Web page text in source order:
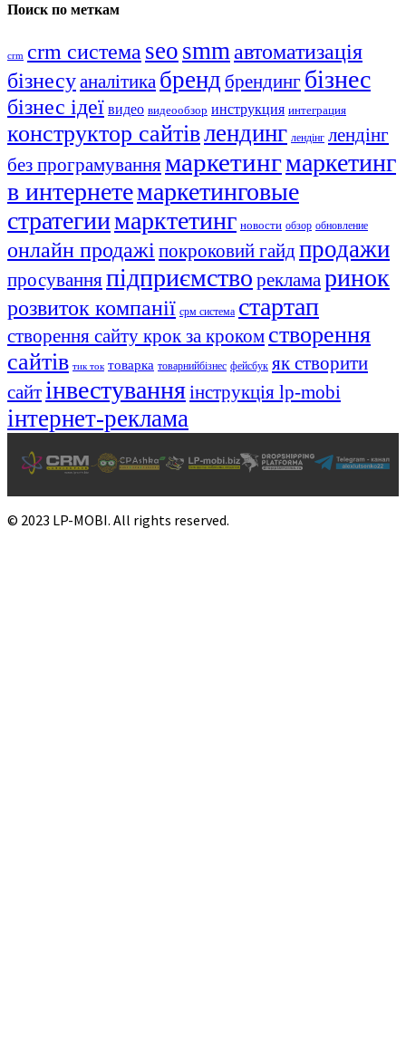
Поиск по меткам
crm crm система seo smm автоматизація
бізнесуаналітика бренд брендинг бізнес
бізнес ідеї видео видеообзор инструкция интеграция
конструктор сайтівлендинг лендінг лендінг
без програмуваннямаркетингмаркетинг
в интернетемаркетинговые
стратегиимарктетинг новости обзор обновление
онлайн продажі покроковий гайд продажи
просуванняпідприємство реклама ринок
розвиток компанії срм система стартап
створення сайту крок за кроком створення
сайтів тик ток товарка товарнийбізнес фейсбук як створити
сайт інвестуванняінструкція lp-mobi
інтернет-реклама
© 2023 LP-MOBI. All rights reserved.